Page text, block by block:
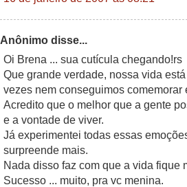
Anônimo disse...
Oi Brena ... sua cutícula chegando!rs
Que grande verdade, nossa vida
vezes nem conseguimos
Acredito que o melhor que a gente
e a vontade de viver.
Já experimentei todas essas
surpreende mais.
Nada disso faz com que a vida fique
Sucesso ... muito, pra vc menina.